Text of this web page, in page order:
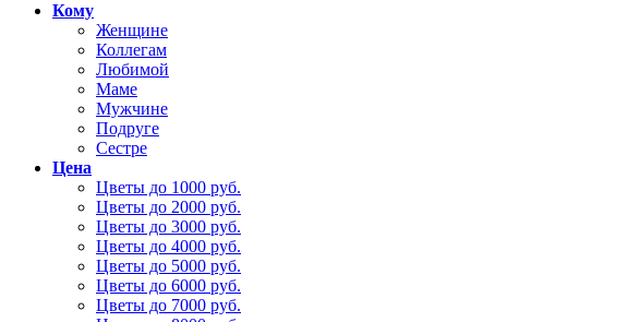
Кому
Женщине
Коллегам
Любимой
Маме
Мужчине
Подруге
Сестре
Цена
Цветы до 1000 руб.
Цветы до 2000 руб.
Цветы до 3000 руб.
Цветы до 4000 руб.
Цветы до 5000 руб.
Цветы до 6000 руб.
Цветы до 7000 руб.